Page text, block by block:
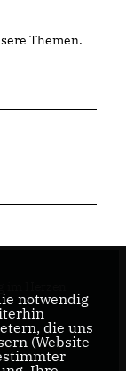
Themen.
notwendig
die uns
(Website-